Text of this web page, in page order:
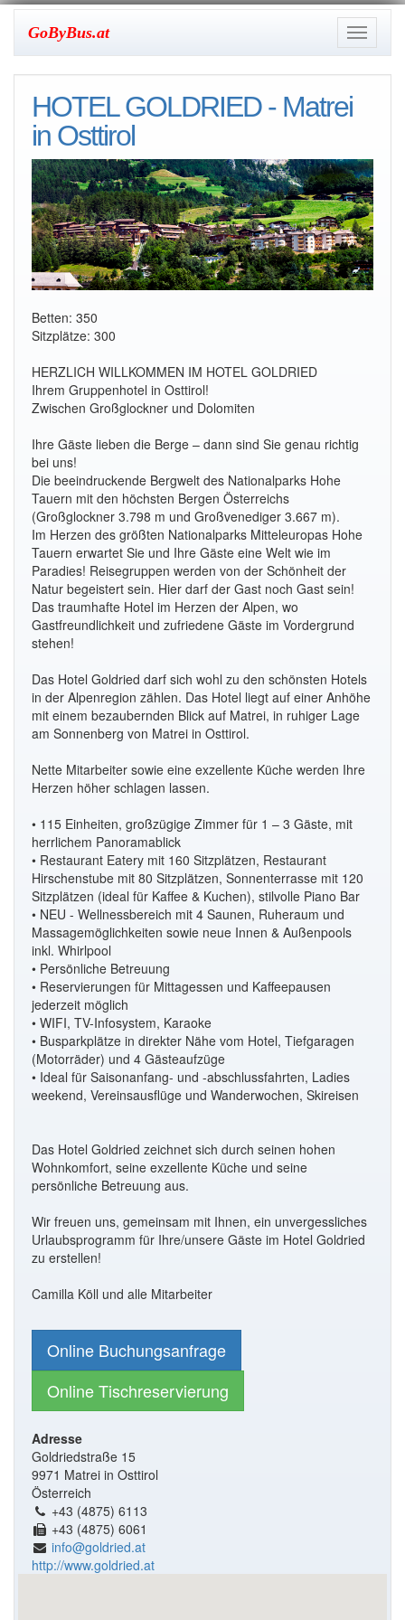
Toggle
GoByBus.at
HOTEL GOLDRIED - Matrei
in Osttirol
Betten: 350
Sitzplätze: 300
HERZLICH WILLKOMMEN IM HOTEL GOLDRIED
Ihrem Gruppenhotel in Osttirol!
Zwischen Großglockner und Dolomiten
Ihre Gäste lieben die Berge – dann sind Sie genau richtig
bei uns!
Die beeindruckende Bergwelt des Nationalparks Hohe
Tauern mit den höchsten Bergen Österreichs
(Großglockner 3.798 m und Großvenediger 3.667 m).
Im Herzen des größten Nationalparks Mitteleuropas Hohe
Tauern erwartet Sie und Ihre Gäste eine Welt wie im
Paradies! Reisegruppen werden von der Schönheit der
Natur begeistert sein. Hier darf der Gast noch Gast sein!
Das traumhafte Hotel im Herzen der Alpen, wo
Gastfreundlichkeit und zufriedene Gäste im Vordergrund
stehen!
Das Hotel Goldried darf sich wohl zu den schönsten Hotels
in der Alpenregion zählen. Das Hotel liegt auf einer Anhöhe
mit einem bezaubernden Blick auf Matrei, in ruhiger Lage
am Sonnenberg von Matrei in Osttirol.
Nette Mitarbeiter sowie eine exzellente Küche werden Ihre
Herzen höher schlagen lassen.
• 115 Einheiten, großzügige Zimmer für 1 – 3 Gäste, mit
herrlichem Panoramablick
• Restaurant Eatery mit 160 Sitzplätzen, Restaurant
Hirschenstube mit 80 Sitzplätzen, Sonnenterrasse mit 120
Sitzplätzen (ideal für Kaffee & Kuchen), stilvolle Piano Bar
• NEU - Wellnessbereich mit 4 Saunen, Ruheraum und
Massagemöglichkeiten sowie neue Innen & Außenpools
inkl. Whirlpool
• Persönliche Betreuung
• Reservierungen für Mittagessen und Kaffeepausen
jederzeit möglich
• WIFI, TV-Infosystem, Karaoke
• Busparkplätze in direkter Nähe vom Hotel, Tiefgaragen
(Motorräder) und 4 Gästeaufzüge
• Ideal für Saisonanfang- und -abschlussfahrten, Ladies
weekend, Vereinsausflüge und Wanderwochen, Skireisen
Das Hotel Goldried zeichnet sich durch seinen hohen
Wohnkomfort, seine exzellente Küche und seine
persönliche Betreuung aus.
Wir freuen uns, gemeinsam mit Ihnen, ein unvergessliches
Urlaubsprogramm für Ihre/unsere Gäste im Hotel Goldried
zu erstellen!
Camilla Köll und alle Mitarbeiter
Online Buchungsanfrage
Online Tischreservierung
Adresse
Goldriedstraße 15
9971 Matrei in Osttirol
Österreich
+43 (4875) 6113
+43 (4875) 6061
info@goldried.at
http://www.goldried.at